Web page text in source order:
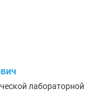
лабораторной